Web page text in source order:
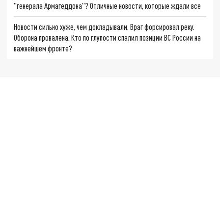
"генерала Армагеддона"? Отличные новости, которые ждали все
Новости сильно хуже, чем докладывали. Враг форсировал реку.
Оборона провалена. Кто по глупости спалил позиции ВС России на
важнейшем фронте?